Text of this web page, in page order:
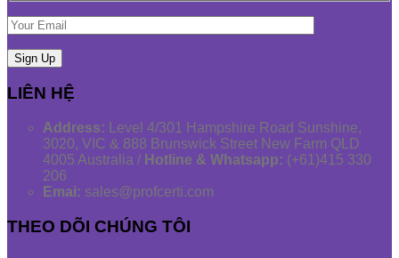
LIÊN HỆ
Address: Level 4/301 Hampshire Road Sunshine,
3020, VIC & 888 Brunswick Street New Farm QLD
4005 Australia / Hotline & Whatsapp: (+61)415 330
206
Emai: sales@profcerti.com
THEO DÕI CHÚNG TÔI